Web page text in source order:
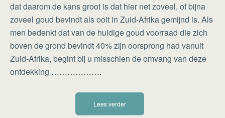
dat daarom de kans groot is dat hier net zoveel, of bijna
zoveel goud bevindt als ooit in Zuid-Afrika gemijnd is. Als
men bedenkt dat van de huidige goud voorraad die zich
boven de grond bevindt 40% zijn oorsprong had vanuit
Zuid-Afrika, begint bij u misschien de omvang van deze
ontdekking ……………….
Lees verder